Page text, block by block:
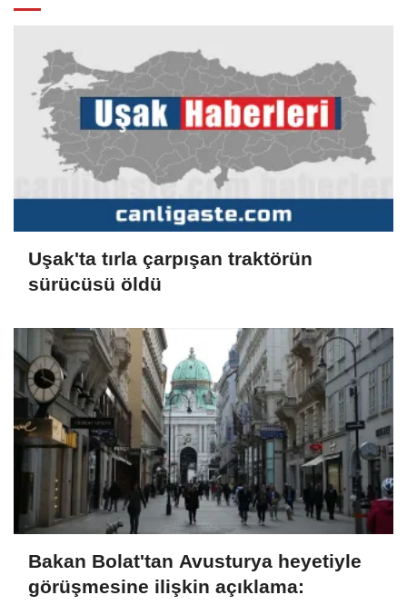
Uşak'ta tırla çarpışan traktörün
sürücüsü öldü
Bakan Bolat'tan Avusturya heyetiyle
görüşmesine ilişkin açıklama: